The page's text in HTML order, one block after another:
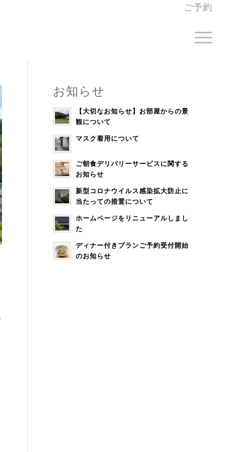
ご予約
お知らせ
【大切なお知らせ】お部屋からの景
観について
マスク着用について
ご朝食デリバリーサービスに関する
お知らせ
新型コロナウイルス感染拡大防止に
当たっての措置について
ホームページをリニューアルしまし
た
ディナー付きプランご予約受付開始
のお知らせ